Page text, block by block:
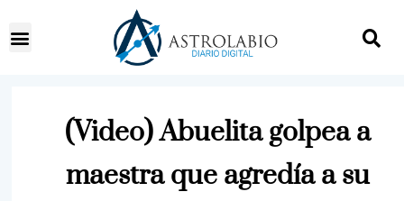
(Video) Abuelita golpea a
maestra que agredía a su